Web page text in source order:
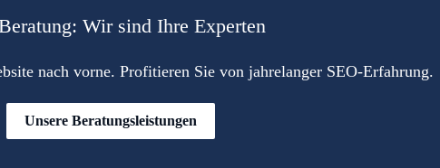
Wir sind Ihre Experten
nach vorne. Profitieren Sie von jahrelanger SEO-Erfahrung.
Unsere Beratungsleistungen